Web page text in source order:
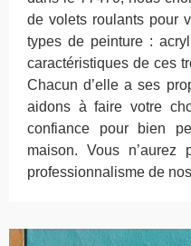
de volets roulants pour
types de peinture :
caractéristiques de ces
Chacun d’elle a ses
aidons à faire votre
confiance pour bien
maison. Vous
professionnalisme de